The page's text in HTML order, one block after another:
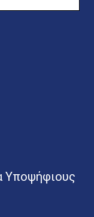
Υποψήφιους